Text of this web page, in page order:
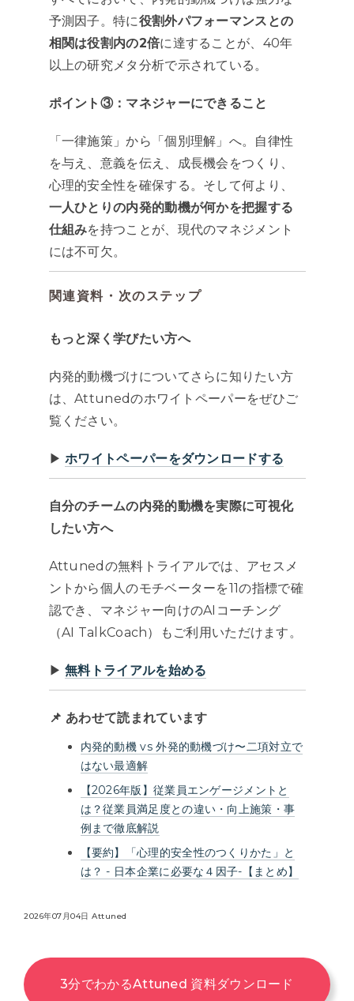
予測因子。特に役割外パフォーマンスとの
相関は役割内の2倍に達することが、40年
以上の研究メタ分析で示されている。
ポイント③：マネジャーにできること
「一律施策」から「個別理解」へ。自律性
を与え、意義を伝え、成長機会をつくり、
心理的安全性を確保する。そして何より、
一人ひとりの内発的動機が何かを把握する
仕組みを持つことが、現代のマネジメント
には不可欠。
関連資料・次のステップ
もっと深く学びたい方へ
内発的動機づけについてさらに知りたい方
は、Attunedのホワイトペーパーをぜひご
覧ください。
▶︎ホワイトペーパーをダウンロードする
自分のチームの内発的動機を実際に可視化
したい方へ
Attunedの無料トライアルでは、アセスメ
ントから個人のモチベーターを11の指標で確
認でき、マネジャー向けのAIコーチング
（AI TalkCoach）もご利用いただけます。
▶︎無料トライアルを始める
📌 あわせて読まれています
内発的動機 vs 外発的動機づけ〜二項対立で
はない最適解
【2026年版】従業員エンゲージメントと
は？従業員満足度との違い・向上施策・事
例まで徹底解説
【要約】「心理的安全性のつくりかた」と
は？ - 日本企業に必要な４因子-【まとめ】
2026年07月04日 Attuned
3分でわかるAttuned 資料ダウンロード